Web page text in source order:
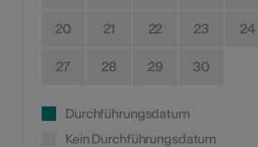
20 21 22 23 24
27 28 29 30
Durchführungsdatum
Kein Durchführungsdatum